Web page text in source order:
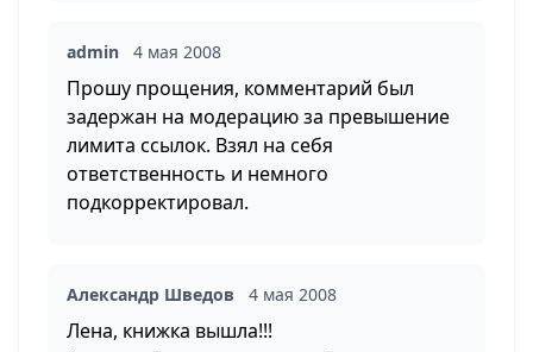
admin 4 мая 2008
Прошу прощения, комментарий был
задержан на модерацию за превышение
лимита ссылок. Взял на себя
ответственность и немного
подкорректировал.
Александр Шведов 4 мая 2008
Лена, книжка вышла!!!